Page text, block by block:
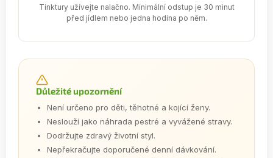
Tinktury užívejte nalačno. Minimální odstup je 30 minut
před jídlem nebo jedna hodina po něm.
Důležité upozornění
Není určeno pro děti, těhotné a kojící ženy.
Neslouží jako náhrada pestré a vyvážené stravy.
Dodržujte zdravý životní styl.
Nepřekračujte doporučené denní dávkování.